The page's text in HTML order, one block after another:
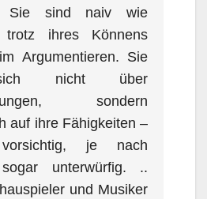
Sie sind naiv wie
ihres Könnens
Argumentieren. Sie
nicht über
sondern
auf ihre Fähigkeiten –
vorsichtig, je nach
unterwürfig. ..
und Musiker